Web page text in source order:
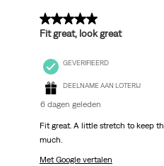
5 van 5 sterren.
Fit great, look great
GEVERIFIEERD
DEELNAME AAN LOTERIJ
6 dagen geleden
Fit great. A little stretch to keep
much.
Met Google vertalen